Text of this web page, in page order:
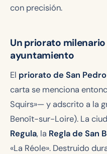
con precisión.
Un priorato
ayuntamiento
El priorato de San Pedro
carta se menciona
Squirs»— y adscrito a la
Benoît-sur-Loire). La
Regula, la Regla de San
«La Réole». Destruido